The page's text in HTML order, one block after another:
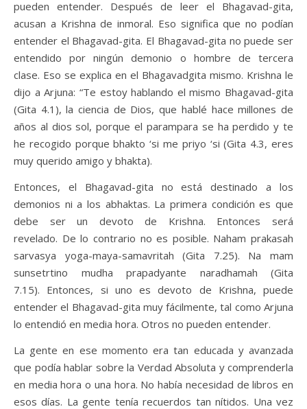
pueden entender. Después de leer el Bhagavad-gita,
acusan a Krishna de inmoral. Eso significa que no podían
entender el Bhagavad-gita. El Bhagavad-gita no puede ser
entendido por ningún demonio o hombre de tercera
clase. Eso se explica en el Bhagavadgita mismo. Krishna le
dijo a Arjuna: “Te estoy hablando el mismo Bhagavad-gita
(Gita 4.1), la ciencia de Dios, que hablé hace millones de
años al dios sol, porque el parampara se ha perdido y te
he recogido porque bhakto ‘si me priyo ‘si (Gita 4.3, eres
muy querido amigo y bhakta).
Entonces, el Bhagavad-gita no está destinado a los
demonios ni a los abhaktas. La primera condición es que
debe ser un devoto de Krishna. Entonces será
revelado. De lo contrario no es posible. Naham prakasah
sarvasya yoga-maya-samavritah (Gita 7.25). Na mam
sunsetrtino mudha prapadyante naradhamah (Gita
7.15). Entonces, si uno es devoto de Krishna, puede
entender el Bhagavad-gita muy fácilmente, tal como Arjuna
lo entendió en media hora. Otros no pueden entender.
La gente en ese momento era tan educada y avanzada
que podía hablar sobre la Verdad Absoluta y comprenderla
en media hora o una hora. No había necesidad de libros en
esos días. La gente tenía recuerdos tan nítidos. Una vez